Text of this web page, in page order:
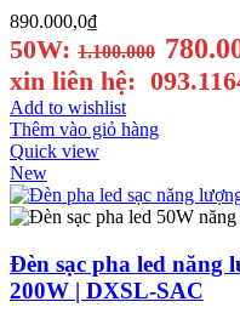
890.000,0₫
50W: 1.100.000
xin liên hệ:
Add to wishlist
Thêm vào giỏ hàng
Quick view
New
Đèn sạc pha led năng
200W | DXSL-SAC